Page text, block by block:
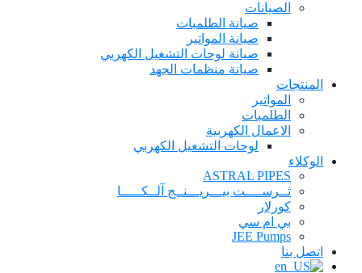
الصيانات
صيانة الطلمبات
صيانة المواتير
صيانة لوحات التشغيل الكهربي
صيانة منظمات الجهد
المنتجات
المواتير
الطلمبات
الاعمال الكهربية
لوحات التشغيل الكهربي
الوكلاء
ASTRAL PIPES
ثــرســــت بيـــريـــنــج آلــكـــــا
كورلار
بي ام سي
JEE Pumps
اتصل بنا